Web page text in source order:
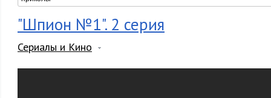
"Шпион №1". 2 серия
Сериалы и Кино